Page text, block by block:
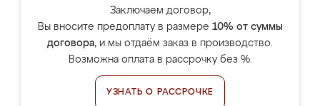
Заключаем договор,
Вы вносите предоплату в размере 10% от суммы
договора, и мы отдаём заказ в производство.
Возможна оплата в рассрочку без %.
УЗНАТЬ О РАССРОЧКЕ